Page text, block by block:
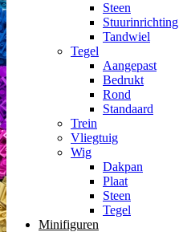
Steen
Stuurinrichting
Tandwiel
Tegel
Aangepast
Bedrukt
Rond
Standaard
Trein
Vliegtuig
Wig
Dakpan
Plaat
Steen
Tegel
Minifiguren